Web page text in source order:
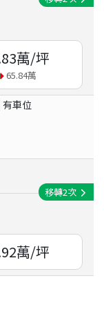
萬/坪
65.84萬
有車位
移轉2次
萬/坪